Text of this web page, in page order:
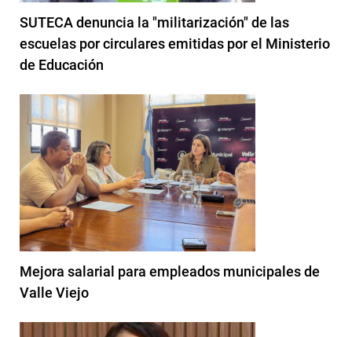
SUTECA denuncia la "militarización" de las
escuelas por circulares emitidas por el Ministerio
de Educación
Mejora salarial para empleados municipales de
Valle Viejo